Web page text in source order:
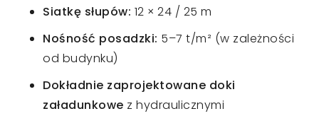
Siatkę słupów: 12 × 24 / 25 m
Nośność posadzki: 5–7 t/m² (w zależności
od budynku)
Dokładnie zaprojektowane doki
załadunkowe z hydraulicznymi